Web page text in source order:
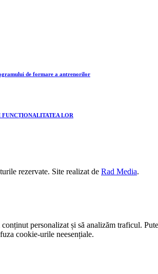
de formare a antrenorilor
LOR
rezervate. Site realizat de Rad Media.
personalizat și să analizăm traficul.
cookie-urile neesențiale.